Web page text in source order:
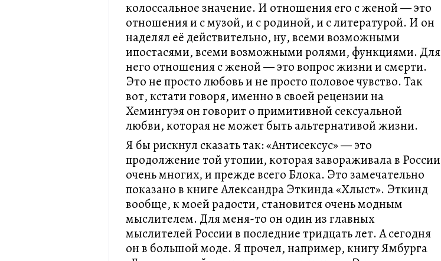
колоссальное значение. И отношения его с женой — это
отношения и с музой, и с родиной, и с литературой. И он
наделял её действительно, ну, всеми возможными
ипостасями, всеми возможными ролями, функциями. Для
него отношения с женой — это вопрос жизни и смерти.
Это не просто любовь и не просто половое чувство. Так
вот, кстати говоря, именно в своей рецензии на
Хемингуэя он говорит о примитивной сексуальной
любви, которая не может быть альтернативой жизни.
Я бы рискнул сказать так: «Антисексус» — это
продолжение той утопии, которая завораживала в России
очень многих, и прежде всего Блока. Это замечательно
показано в книге Александра Эткинда «Хлыст». Эткинд
вообще, к моей радости, становится очень модным
мыслителем. Для меня-то он один из главных
мыслителей России в последние тридцать лет. А сегодня
он в большой моде. Я прочел, например, книгу Ямбурга